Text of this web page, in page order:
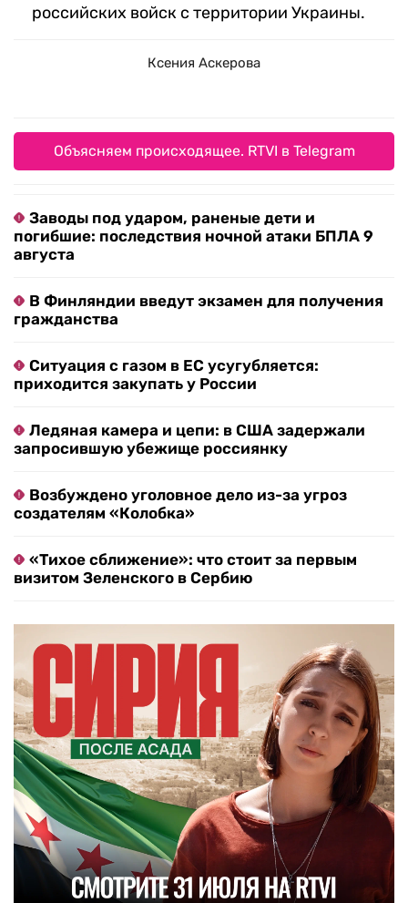
российских войск с территории Украины.
Ксения Аскерова
Объясняем происходящее. RTVI в Telegram
Заводы под ударом, раненые дети и
погибшие: последствия ночной атаки БПЛА 9
августа
В Финляндии введут экзамен для получения
гражданства
Ситуация с газом в ЕС усугубляется:
приходится закупать у России
Ледяная камера и цепи: в США задержали
запросившую убежище россиянку
Возбуждено уголовное дело из-за угроз
создателям «Колобка»
«Тихое сближение»: что стоит за первым
визитом Зеленского в Сербию